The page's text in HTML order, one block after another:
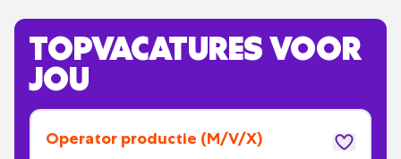
TOPVACATURES VOOR
JOU
Operator productie (M/V/X)